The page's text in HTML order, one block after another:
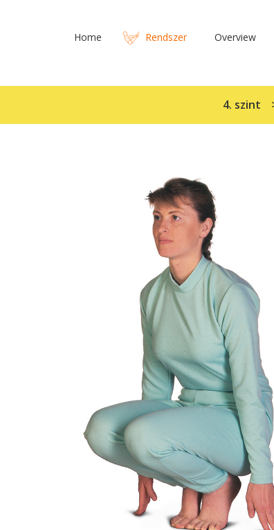
Home Rendszer Overview
4. szint